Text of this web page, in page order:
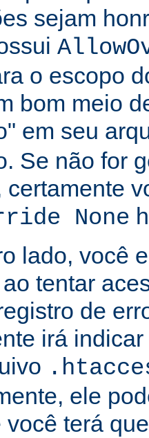
sejam
o escopo
bom meio
em seu
Se não for
certamente
None
lado, você
tentar
de
irá
ele
terá